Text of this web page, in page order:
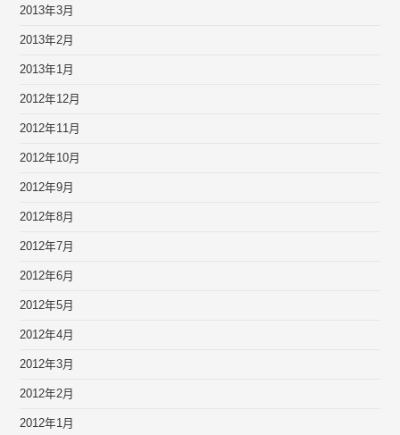
2013年3月
2013年2月
2013年1月
2012年12月
2012年11月
2012年10月
2012年9月
2012年8月
2012年7月
2012年6月
2012年5月
2012年4月
2012年3月
2012年2月
2012年1月